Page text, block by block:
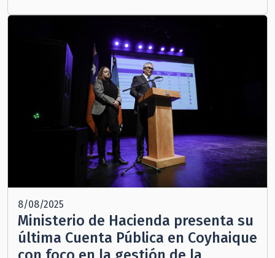
8/08/2025
Ministerio de Hacienda presenta su
última Cuenta Pública en Coyhaique